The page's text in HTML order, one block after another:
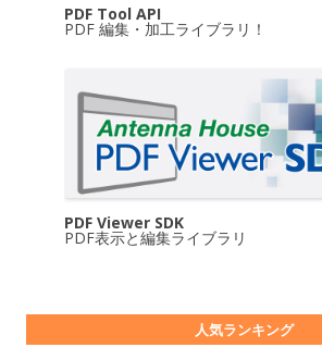
PDF Tool API
PDF 編集・加工ライブラリ！
PDF Viewer SDK
PDF表示と編集ライブラリ
人気ランキング